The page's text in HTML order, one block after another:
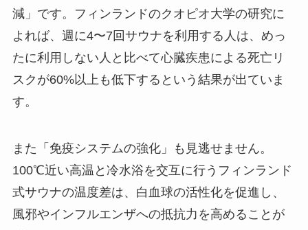
減」です。フィンランドのクオピオ大学の研究に
よれば、週に4〜7回サウナを利用する人は、めっ
たに利用しない人と比べて心臓疾患による死亡リ
スクが60%以上も低下するという結果が出ていま
す。
また「免疫システムの強化」も見逃せません。
100℃近い高温と冷水浴を交互に行うフィンランド
式サウナの温度差は、白血球の活性化を促進し、
風邪やインフルエンザへの抵抗力を高めることが